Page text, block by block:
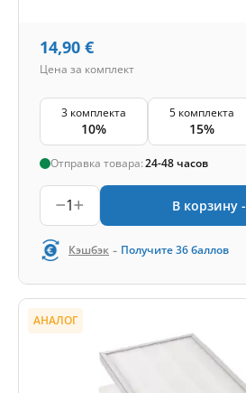
14,90 €
Цена за комплект
3 комплекта
10%
5 комплекта
15%
Отправка товара:24-48 часов
1 В корзину -
Кэшбэк - Получите36баллов
АНАЛОГ